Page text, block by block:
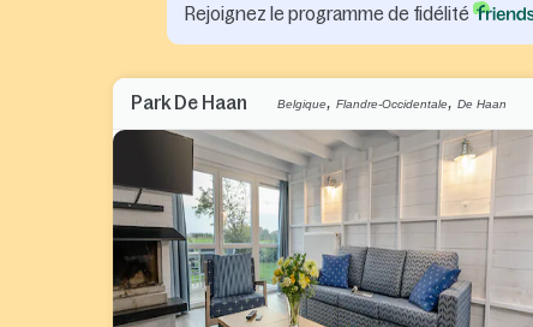
Rejoignez le programme de fidélité
Park De Haan Belgique,Flandre-Occidentale,De Haan